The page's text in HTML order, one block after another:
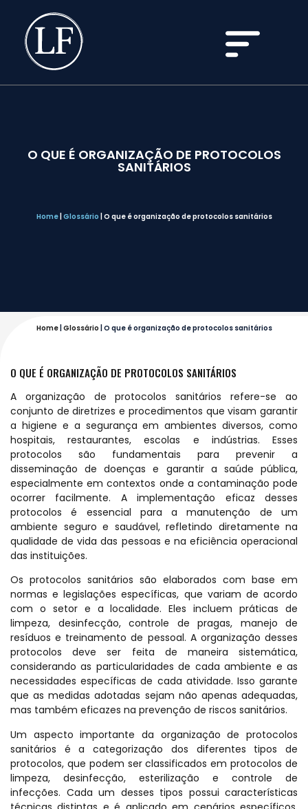
O QUE É ORGANIZAÇÃO DE PROTOCOLOS
SANITÁRIOS
Home| Glossário O que é organização de protocolos sanitários
Home| Glossário O que é organização de protocolos sanitários
O QUE É ORGANIZAÇÃO DE PROTOCOLOS SANITÁRIOS
A organização de protocolos sanitários refere-se ao
conjunto de diretrizes e procedimentos que visam garantir
a higiene e a segurança em ambientes diversos, como
hospitais, restaurantes, escolas e indústrias. Esses
protocolos são fundamentais para prevenir a
disseminação de doenças e garantir a saúde pública,
especialmente em contextos onde a contaminação pode
ocorrer facilmente. A implementação eficaz desses
protocolos é essencial para a manutenção de um
ambiente seguro e saudável, refletindo diretamente na
qualidade de vida das pessoas e na eficiência operacional
das instituições.
Os protocolos sanitários são elaborados com base em
normas e legislações específicas, que variam de acordo
com o setor e a localidade. Eles incluem práticas de
limpeza, desinfecção, controle de pragas, manejo de
resíduos e treinamento de pessoal. A organização desses
protocolos deve ser feita de maneira sistemática,
considerando as particularidades de cada ambiente e as
necessidades específicas de cada atividade. Isso garante
que as medidas adotadas sejam não apenas adequadas,
mas também eficazes na prevenção de riscos sanitários.
Um aspecto importante da organização de protocolos
sanitários é a categorização dos diferentes tipos de
protocolos, que podem ser classificados em protocolos de
limpeza, desinfecção, esterilização e controle de
infecções. Cada um desses tipos possui características